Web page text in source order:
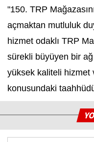
"150. TRP
açmaktan mutluluk
hizmet odaklı TRP
sürekli büyüyen bir ağ
yüksek kaliteli hizmet
konusundaki